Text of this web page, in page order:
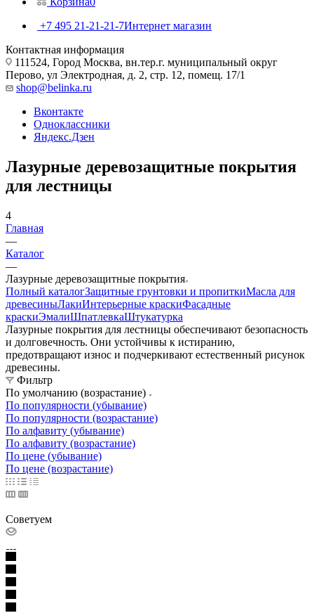
+7 495 21-21-21-7Интернет магазин
Контактная информация
111524, Город Москва, вн.тер.г. муниципальный округ
Перово, ул Электродная, д. 2, стр. 12, помещ. 17/1
shop@belinka.ru
Вконтакте
Одноклассники
Яндекс.Дзен
Лазурные деревозащитные покрытия
для лестницы
4
Главная
—
Каталог
—
Лазурные деревозащитные покрытия
Полный каталогЗащитные грунтовки и пропиткиМасла для
древесиныЛакиИнтерьерные краскиФасадные
краскиЭмалиШпатлевкаШтукатурка
Лазурные покрытия для лестницы обеспечивают безопасность
и долговечность. Они устойчивы к истиранию,
предотвращают износ и подчеркивают естественный рисунок
древесины.
Фильтр
По умолчанию (возрастание)
По популярности (убывание)
По популярности (возрастание)
По алфавиту (убывание)
По алфавиту (возрастание)
По цене (убывание)
По цене (возрастание)
Советуем